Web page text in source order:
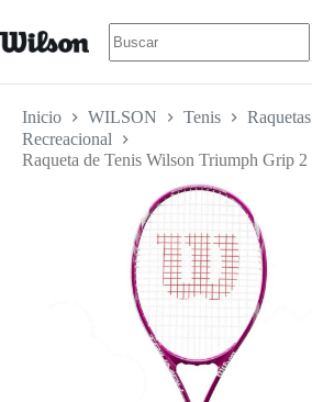
Inicio WILSON Tenis
Raquetas
Recreacional
Raqueta de Tenis Wilson Triumph Grip 2